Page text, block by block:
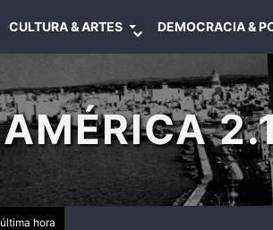
CULTURA & ARTES DEMOCRACIA &
AMÉRICA
hora